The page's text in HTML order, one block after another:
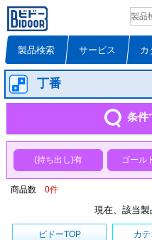
製品検索 サービス カ
丁番
条件
(持ち出し)有 ゴール
商品数 0件
現在、該当製
ビドーTOP カ